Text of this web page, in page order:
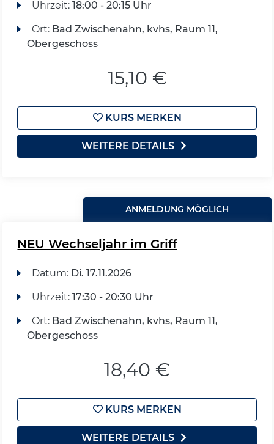
Uhrzeit: 18:00 - 20:15 Uhr
Ort: Bad Zwischenahn, kvhs, Raum 11,
Obergeschoss
15,10 €
KURS MERKEN
WEITERE DETAILS
ANMELDUNG MÖGLICH
NEU Wechseljahr im Griff
Datum: Di. 17.11.2026
Uhrzeit: 17:30 - 20:30 Uhr
Ort: Bad Zwischenahn, kvhs, Raum 11,
Obergeschoss
18,40 €
KURS MERKEN
WEITERE DETAILS